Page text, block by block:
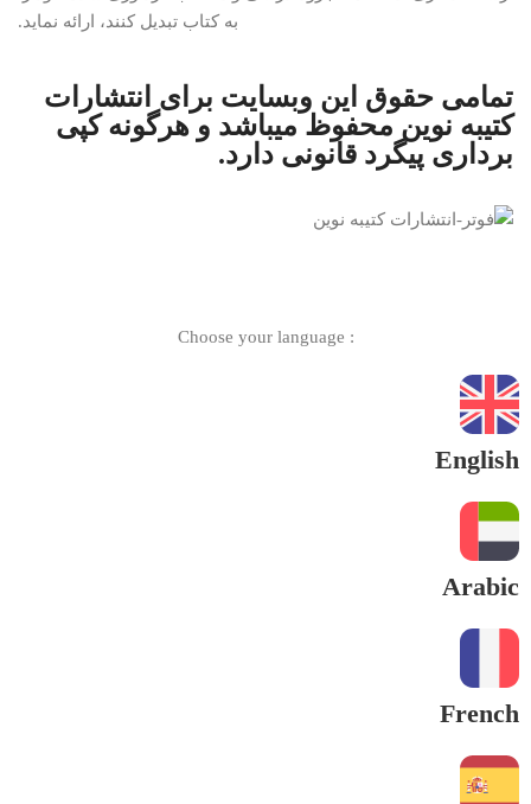
به کتاب تبدیل کنند، ارائه نماید.
تمامی حقوق این وبسایت برای انتشارات
کتیبه نوین محفوظ میباشد و هرگونه کپی
برداری پیگرد قانونی دارد.
: Choose your language
English
Arabic
French